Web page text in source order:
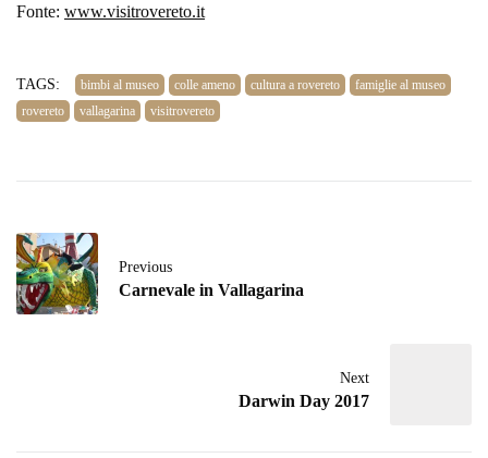
Fonte: www.visitrovereto.it
TAGS: bimbi al museo colle ameno cultura a rovereto
famiglie al museo
rovereto
vallagarina visitrovereto
Previous
Carnevale in Vallagarina
Next
Darwin Day 2017